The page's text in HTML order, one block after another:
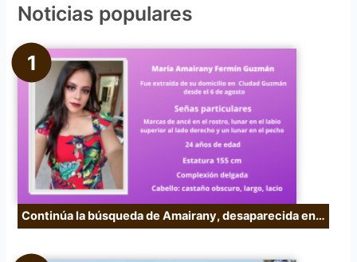
a
o
Noticias populares
Continúa la búsqueda de Amairany, desaparecida en…